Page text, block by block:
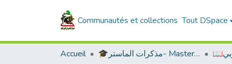
Communautés et collections Tout DSpace
Accueil 🎓مذكرات الماستر- Master's Theses